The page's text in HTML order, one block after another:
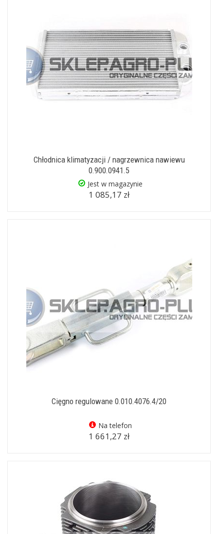
Chłodnica klimatyzacji / nagrzewnica nawiewu
0.900.0941.5
Jest w magazynie
1 085,17 zł
Cięgno regulowane 0.010.4076.4/20
Na telefon
1 661,27 zł